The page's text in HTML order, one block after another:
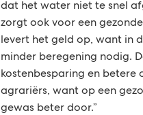
dat het water niet te snel
zorgt ook voor een
levert het geld op, want in
minder beregening nodig.
kostenbesparing en betere
agrariërs, want op een
gewas beter door.”